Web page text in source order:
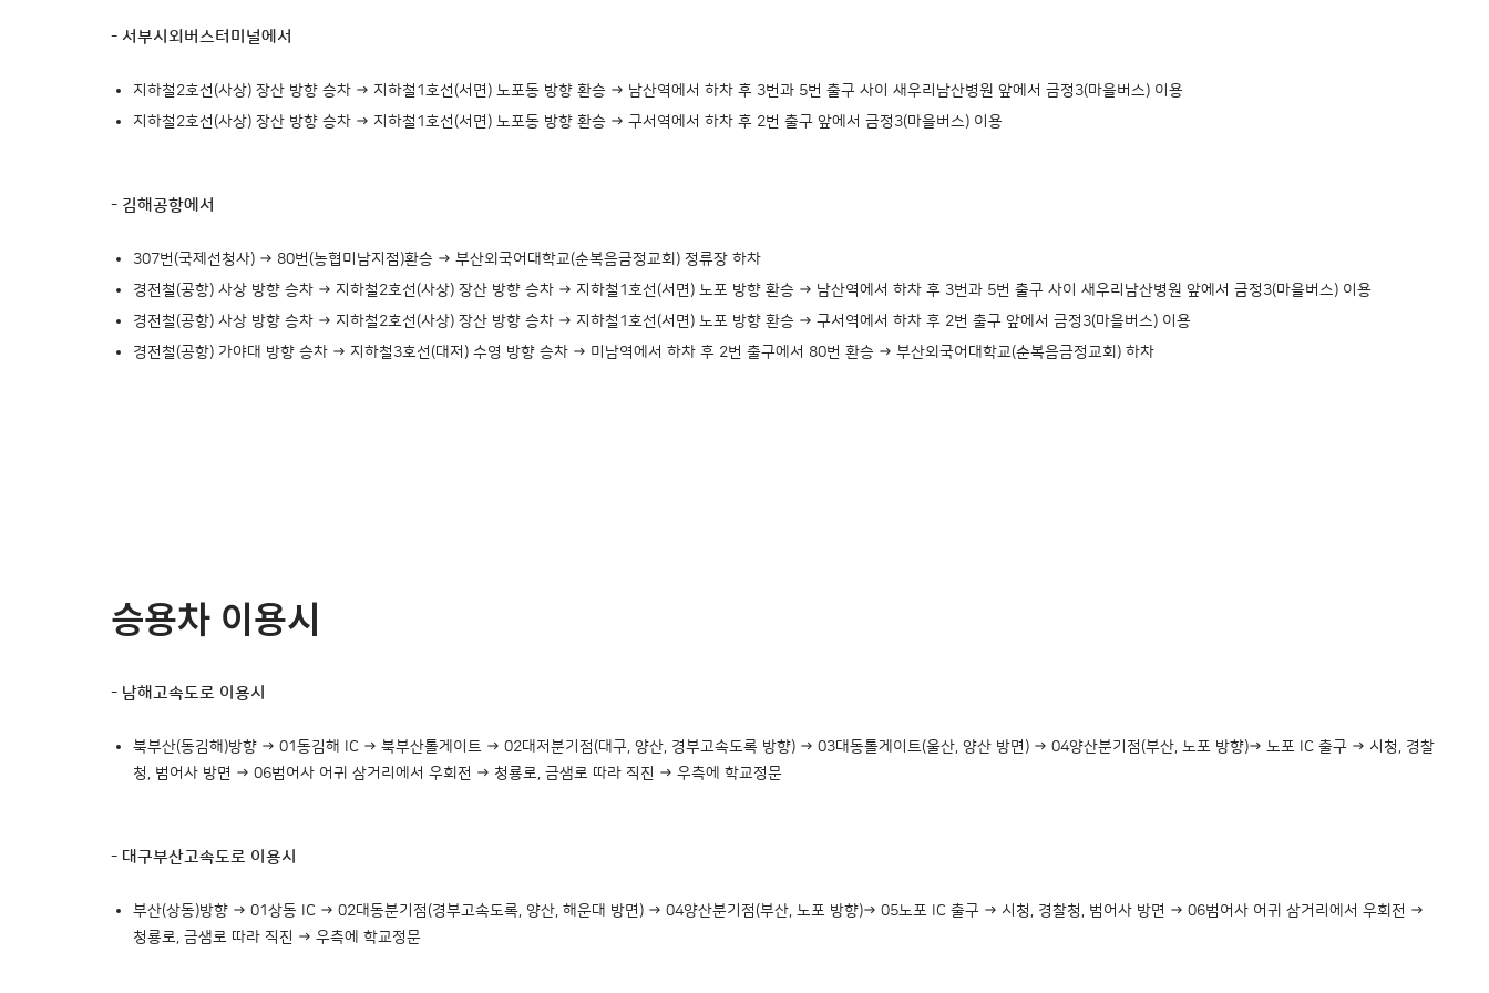
- 서부시외버스터미널에서
지하철2호선(사상) 장산 방향 승차 → 지하철1호선(서면) 노포동 방향 환승 → 남산역에서 하차 후 3번과 5번 출구 사이 새우리남산병원 앞에서 금정3(마을버스) 이용
지하철2호선(사상) 장산 방향 승차 → 지하철1호선(서면) 노포동 방향 환승 → 구서역에서 하차 후 2번 출구 앞에서 금정3(마을버스) 이용
- 김해공항에서
307번(국제선청사) → 80번(농협미남지점)환승 → 부산외국어대학교(순복음금정교회) 정류장 하차
경전철(공항) 사상 방향 승차 → 지하철2호선(사상) 장산 방향 승차 → 지하철1호선(서면) 노포 방향 환승 → 남산역에서 하차 후 3번과 5번 출구 사이 새우리남산병원 앞에서 금정3(마을버스) 이용
경전철(공항) 사상 방향 승차 → 지하철2호선(사상) 장산 방향 승차 → 지하철1호선(서면) 노포 방향 환승 → 구서역에서 하차 후 2번 출구 앞에서 금정3(마을버스) 이용
경전철(공항) 가야대 방향 승차 → 지하철3호선(대저) 수영 방향 승차 → 미남역에서 하차 후 2번 출구에서 80번 환승 → 부산외국어대학교(순복음금정교회) 하차
승용차 이용시
- 남해고속도로 이용시
북부산(동김해)방향 → 01동김해 IC → 북부산톨게이트 → 02대저분기점(대구, 양산, 경부고속도록 방향) → 03대동톨게이트(울산, 양산 방면) → 04양산분기점(부산, 노포 방향)→ 노포 IC 출구 → 시청, 경찰
청, 범어사 방면 → 06범어사 어귀 삼거리에서 우회전 → 청룡로, 금샘로 따라 직진 → 우측에 학교정문
- 대구부산고속도로 이용시
부산(상동)방향 → 01상동 IC → 02대동분기점(경부고속도록, 양산, 해운대 방면) → 04양산분기점(부산, 노포 방향)→ 05노포 IC 출구 → 시청, 경찰청, 범어사 방면 → 06범어사 어귀 삼거리에서 우회전 →
청룡로, 금샘로 따라 직진 → 우측에 학교정문